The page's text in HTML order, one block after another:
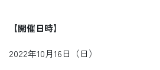
【開催日時】
2022年10月16日（日）